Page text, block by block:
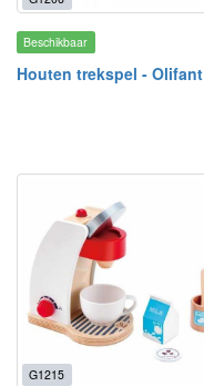
Beschikbaar
Houten trekspel - Olifant
G1215